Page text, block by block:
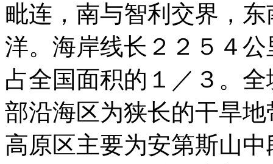
毗连，南与智利交界，
洋。海岸线长２２５４
占全国面积的１／３。
部沿海区为狭长的干旱
高原区主要为安第斯山